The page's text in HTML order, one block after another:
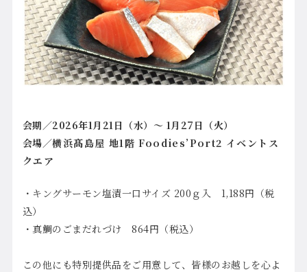
会期／2026年1月21日（水）～ 1月27日（火）
会場／横浜髙島屋 地1階 Foodies’Port2 イベントス
クエア
・キングサーモン塩漬一口サイズ 200ｇ入 1,188円（税
込）
・真鯛のごまだれづけ 864円（税込）
この他にも特別提供品をご用意して、皆様のお越しを心よ